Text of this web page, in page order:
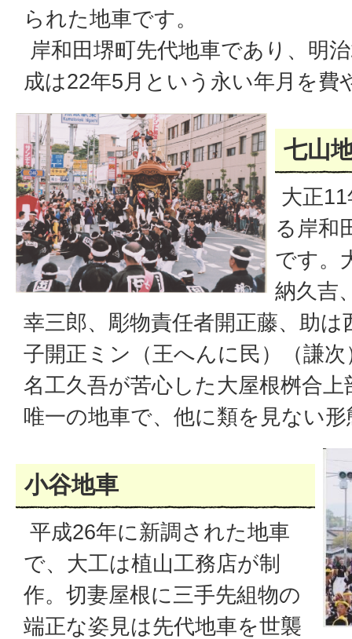
られた地車です。
岸和田堺町先代地車であり、明
成は22年5月という永い年月を
七山
大正
る岸和
です。
納久吉
幸三郎、彫物責任者開正藤、助
子開正ミン（王へんに民）（謙
名工久吾が苦心した大屋根桝合
唯一の地車で、他に類を見ない
小谷地車
平成26年に新調された地車
で、大工は植山工務店が制
作。切妻屋根に三手先組物の
端正な姿見は先代地車を世襲